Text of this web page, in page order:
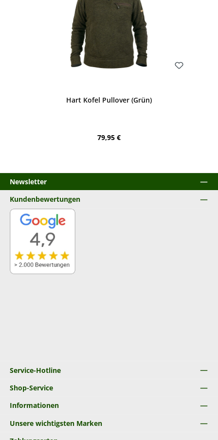
Hart Kofel Pullover (Grün)
Regulärer Preis:
79,95 €
Newsletter
Service-Hotline
Shop-Service
Informationen
Unsere wichtigsten Marken
Kundenbewertungen